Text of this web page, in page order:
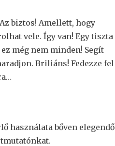
biztos! Amellett, hogy
vele. Így van! Egy tiszta
még nem minden! Segít
Briliáns! Fedezze fel
használata bőven elegendő